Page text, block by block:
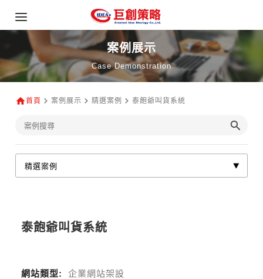
案例展示
Case Demonstration
首頁 案例展示 精選案例 泰飽爺叫貨系統
泰飽爺叫貨系統
網站類型: 企業網站架設